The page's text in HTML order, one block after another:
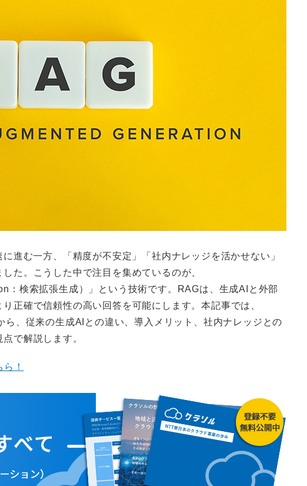
進む一方、「精度が不安定」「社内ナレッジを活かせない」
た。こうした中で注目を集めているのが、
：検索拡張生成）」という技術です。RAGは、生成AIと外部
正確で信頼性の高い回答を可能にします。本記事では、
ら、従来の生成AIとの違い、導入メリット、社内ナレッジとの
で解説します。
！